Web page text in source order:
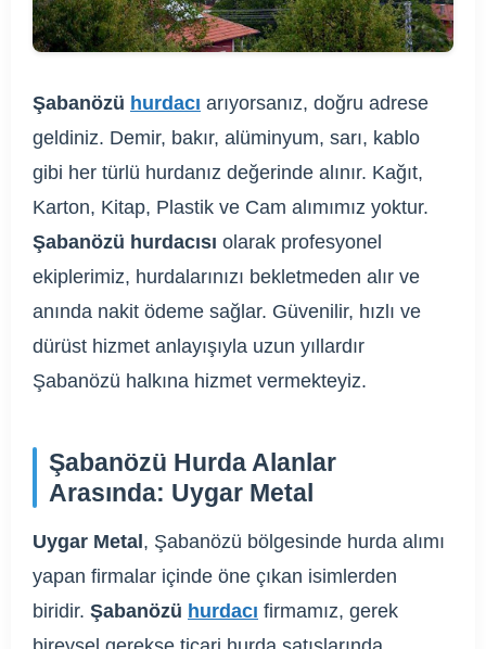
Şabanözü hurdacı arıyorsanız, doğru adrese
geldiniz. Demir, bakır, alüminyum, sarı, kablo
gibi her türlü hurdanız değerinde alınır. Kağıt,
Karton, Kitap, Plastik ve Cam alımımız yoktur.
Şabanözü hurdacısı olarak profesyonel
ekiplerimiz, hurdalarınızı bekletmeden alır ve
anında nakit ödeme sağlar. Güvenilir, hızlı ve
dürüst hizmet anlayışıyla uzun yıllardır
Şabanözü halkına hizmet vermekteyiz.
Şabanözü Hurda Alanlar
Arasında: Uygar Metal
Uygar Metal , Şabanözü bölgesinde hurda alımı
yapan firmalar içinde öne çıkan isimlerden
biridir. Şabanözü hurdacı firmamız, gerek